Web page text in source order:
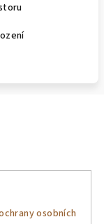
osobních